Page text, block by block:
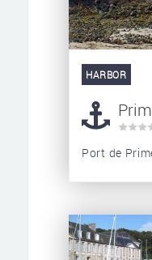
HARBOR
Port de